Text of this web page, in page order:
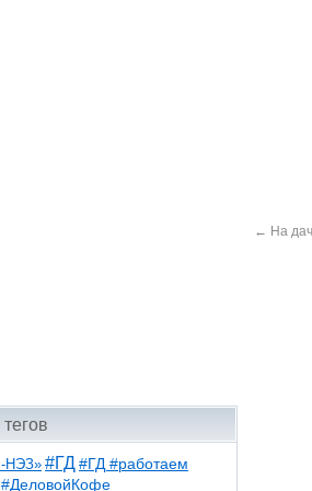
НЭЗ» #ГД #ГД #работаем
#ДеловойКофе
← На